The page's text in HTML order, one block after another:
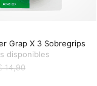
Grap X 3 Sobregrips
disponibles
14,90